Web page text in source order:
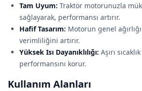
Tam Uyum: Traktör motorunuzla
sağlayarak, performansı artırır.
Hafif Tasarım: Motorun genel
verimliliğini artırır.
Yüksek Isı Dayanıklılığı: Aşırı
performansını korur.
Kullanım Alanları